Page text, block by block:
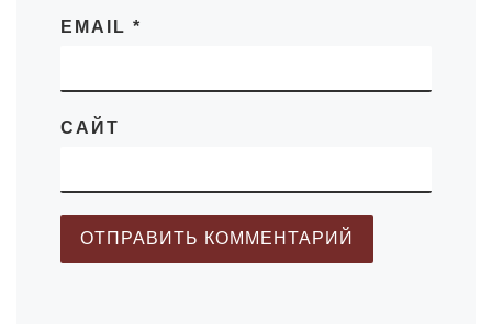
EMAIL *
САЙТ